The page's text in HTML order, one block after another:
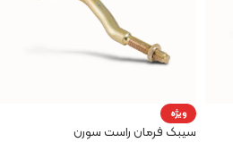
ویژه
سیبک فرمان راست سورن